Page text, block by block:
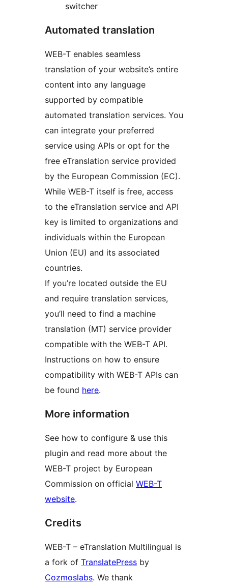
switcher
Automated translation
WEB-T enables seamless
translation of your website’s entire
content into any language
supported by compatible
automated translation services. You
can integrate your preferred
service using APIs or opt for the
free eTranslation service provided
by the European Commission (EC).
While WEB-T itself is free, access
to the eTranslation service and API
key is limited to organizations and
individuals within the European
Union (EU) and its associated
countries.
If you’re located outside the EU
and require translation services,
you’ll need to find a machine
translation (MT) service provider
compatible with the WEB-T API.
Instructions on how to ensure
compatibility with WEB-T APIs can
be found here.
More information
See how to configure & use this
plugin and read more about the
WEB-T project by European
Commission on official WEB-T
website.
Credits
WEB-T – eTranslation Multilingual is
a fork of TranslatePress by
Cozmoslabs. We thank